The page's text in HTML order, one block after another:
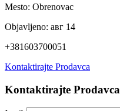
Mesto: Obrenovac
Objavljeno: авг 14
+381603700051
Kontaktirajte Prodavca
Kontaktirajte Prodavca